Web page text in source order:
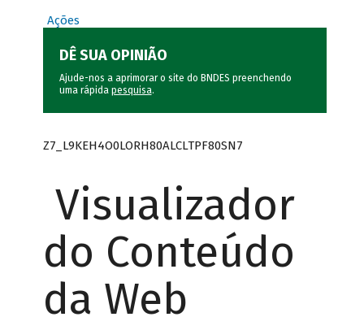
Ações
DÊ SUA OPINIÃO
Ajude-nos a aprimorar o site do BNDES preenchendo
uma rápida pesquisa.
Z7_L9KEH4O0LORH80ALCLTPF80SN7
Visualizador
do Conteúdo
da Web